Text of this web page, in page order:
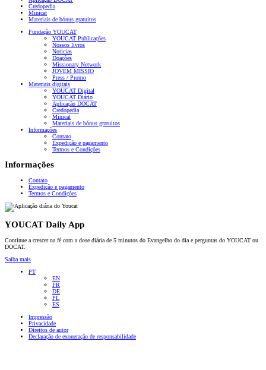
Credopedia
Minicat
Materiais de bónus gratuitos
Fundação YOUCAT
YOUCAT Publicações
Nossos livros
Notícias
Doações
Missionary Network
JOVEM MISSIO
Press / Promo
Materiais digitais
YOUCAT Digital
YOUCAT Diário
Aplicação DOCAT
Credopedia
Minicat
Materiais de bónus gratuitos
Informações
Contato
Expedição e pagamento
Termos e Condições
Informações
Contato
Expedição e pagamento
Termos e Condições
YOUCAT Daily App
Continue a crescer na fé com a dose diária de 5 minutos do Evangelho do dia e perguntas do YOUCAT ou
DOCAT.
Saiba mais
PT
EN
FR
DE
PL
ES
Impressão
Privacidade
Direitos de autor
Declaração de exoneração de responsabilidade